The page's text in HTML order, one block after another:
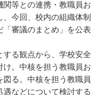
等との連携・教職員お
今回、校内の組織体制
「審議のまとめ」を公表
る観点から、学校安全
け。中核を担う教職員お
る。中核を担う教職員
などについて検討する